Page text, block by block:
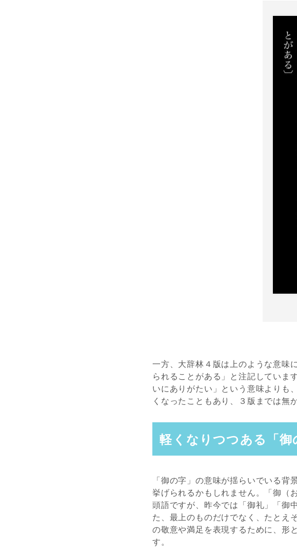
一方、大辞林４版は上のような意味
られることがある」と注記していま
いにありがたい」という意味よりも
くなったこともあり、３版までは無
軽くなりつつある「御
「御の字」の意味が揺らいでいる
挙げられるかもしれません。「御（
頭語ですが、昨今では「御礼」「御
た、最上のものだけでなく、たとえ
の敬意や満足を表現するために、形
す。